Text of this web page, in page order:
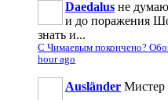
Daedalus не думаю
и до поражения
знать и...
С Чимаевым покончено?
hour ago
Ausländer Мистер